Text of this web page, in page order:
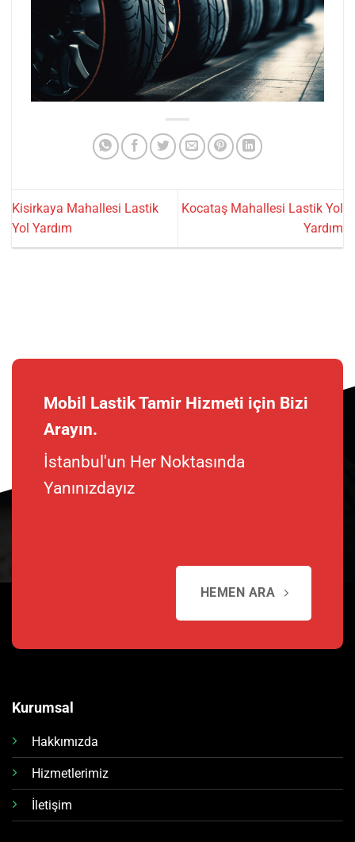
Kisirkaya Mahallesi Lastik
Yol Yardım
Kocataş Mahallesi Lastik Yol
Yardım
Mobil Lastik Tamir Hizmeti için Bizi
Arayın.
İstanbul'un Her Noktasında
Yanınızdayız
HEMEN ARA
Kurumsal
Hakkımızda
Hizmetlerimiz
İletişim